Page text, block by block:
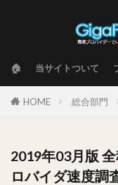
🏠 当サイトついて
HOME 総合部門
2019年03月版
ロバイダ速度調